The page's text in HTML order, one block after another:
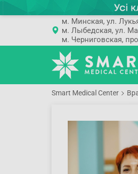
м. Минская, ул.
м. Лыбедская, ул.
м. Черниговская,
Smart Medical Center